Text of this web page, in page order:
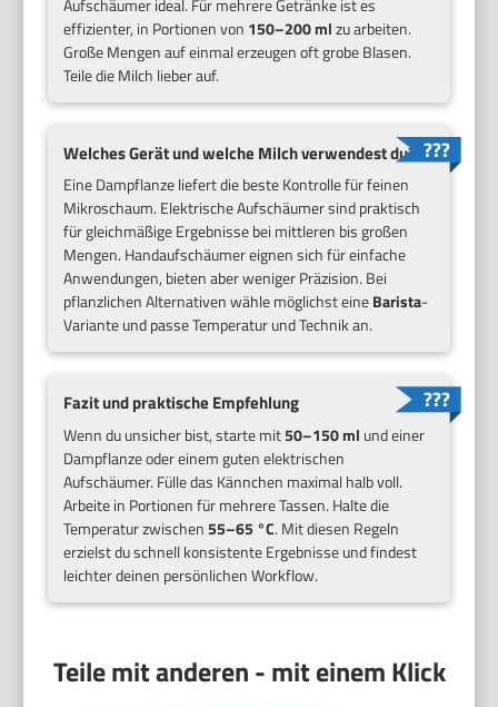
effizienter, in Portionen von 150–200 mlzu arbeiten.
Große Mengen auf einmal erzeugen oft grobe Blasen.
Teile die Milch lieber auf.
Welches Gerät und welche Milch verwendest du?
Eine Dampflanze liefert die beste Kontrolle für feinen
Mikroschaum. Elektrische Aufschäumer sind praktisch
für gleichmäßige Ergebnisse bei mittleren bis großen
Mengen. Handaufschäumer eignen sich für einfache
Anwendungen, bieten aber weniger Präzision. Bei
pflanzlichen Alternativen wähle möglichst eineBarista-
Variante und passe Temperatur und Technik an.
Fazit und praktische Empfehlung
Wenn du unsicher bist, starte mit50–150 ml und einer
Dampflanze oder einem guten elektrischen
Aufschäumer. Fülle das Kännchen maximal halb voll.
Arbeite in Portionen für mehrere Tassen. Halte die
Temperatur zwischen55–65 °C. Mit diesen Regeln
erzielst du schnell konsistente Ergebnisse und findest
leichter deinen persönlichen Workflow.